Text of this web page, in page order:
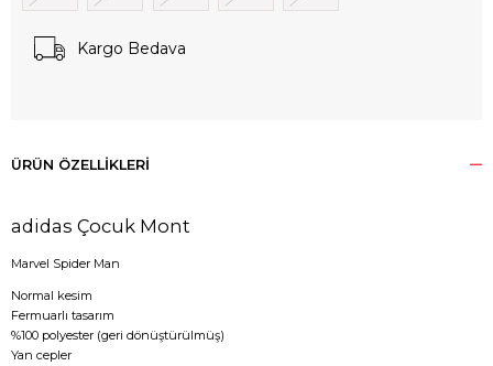
Kargo Bedava
ÜRÜN ÖZELLIKLERI
adidas Çocuk Mont
Marvel Spider Man
Normal kesim
Fermuarlı tasarım
%100 polyester (geri dönüştürülmüş)
Yan cepler